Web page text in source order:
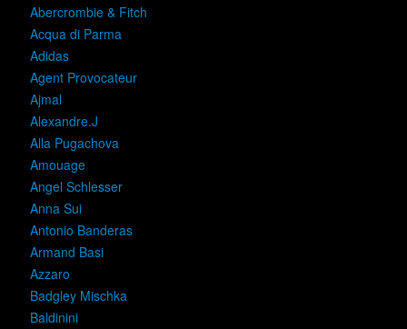
Abercrombie & Fitch
Acqua di Parma
Adidas
Agent Provocateur
Ajmal
Alexandre.J
Alla Pugachova
Amouage
Angel Schlesser
Anna Sui
Antonio Banderas
Armand Basi
Azzaro
Badgley Mischka
Baldinini